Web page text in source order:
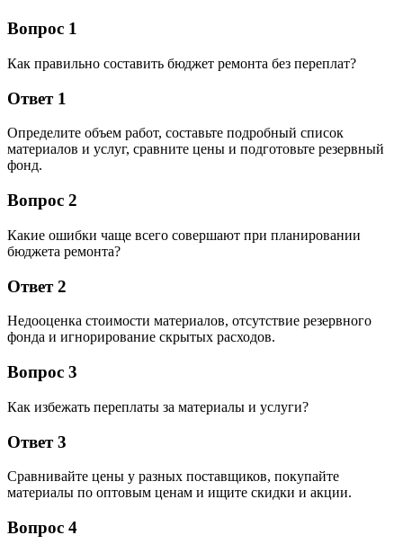
Вопрос 1
Как правильно составить бюджет ремонта без переплат?
Ответ 1
Определите объем работ, составьте подробный список
материалов и услуг, сравните цены и подготовьте резервный
фонд.
Вопрос 2
Какие ошибки чаще всего совершают при планировании
бюджета ремонта?
Ответ 2
Недооценка стоимости материалов, отсутствие резервного
фонда и игнорирование скрытых расходов.
Вопрос 3
Как избежать переплаты за материалы и услуги?
Ответ 3
Сравнивайте цены у разных поставщиков, покупайте
материалы по оптовым ценам и ищите скидки и акции.
Вопрос 4